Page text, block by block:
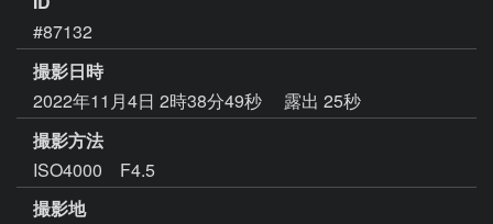
#87132
撮影日時
2022年11月4日 2時38分49秒
露出 25秒
撮影方法
ISO4000 F4.5
撮影地